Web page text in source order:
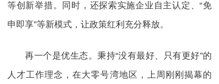
等创新举措。同时，还探索实施企业自主认定、“免
申即享”等新模式，让政策红利充分释放。
再一个是优生态。秉持“没有最好、只有更好”的
人才工作理念，在大零号湾地区，上周刚刚揭幕的